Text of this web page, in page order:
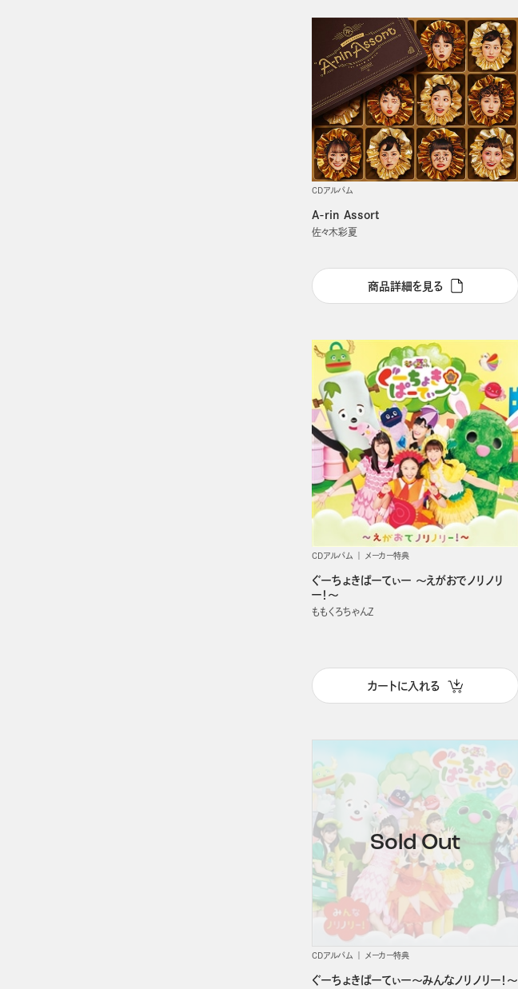
CDアルバム
A-rin Assort
佐々木彩夏
商品詳細を見る
CDアルバム メーカー特典
ぐーちょきぱーてぃー ～えがおでノリノリ
ー！～
ももくろちゃんＺ
カートに入れる
CDアルバム メーカー特典
ぐーちょきぱーてぃー～みんなノリノリー！～